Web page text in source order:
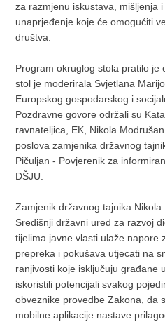
za razmjenu iskustava, mišljenja
unaprjeđenje koje će omogućiti
društva.
Program okruglog stola pratilo je
stol je moderirala Svjetlana
Europskog gospodarskog i
Pozdravne govore održali su
ravnateljica, EK, Nikola
poslova zamjenika državnog
Pičuljan - Povjerenik za
DŠJU.
Zamjenik državnog tajnika
Središnji državni ured za razvoj
tijelima javne vlasti ulaže napore
prepreka i pokušava utjecati na
ranjivosti koje isključuju građane
iskoristili potencijali svakog
obveznike provedbe Zakona, da
mobilne aplikacije nastave